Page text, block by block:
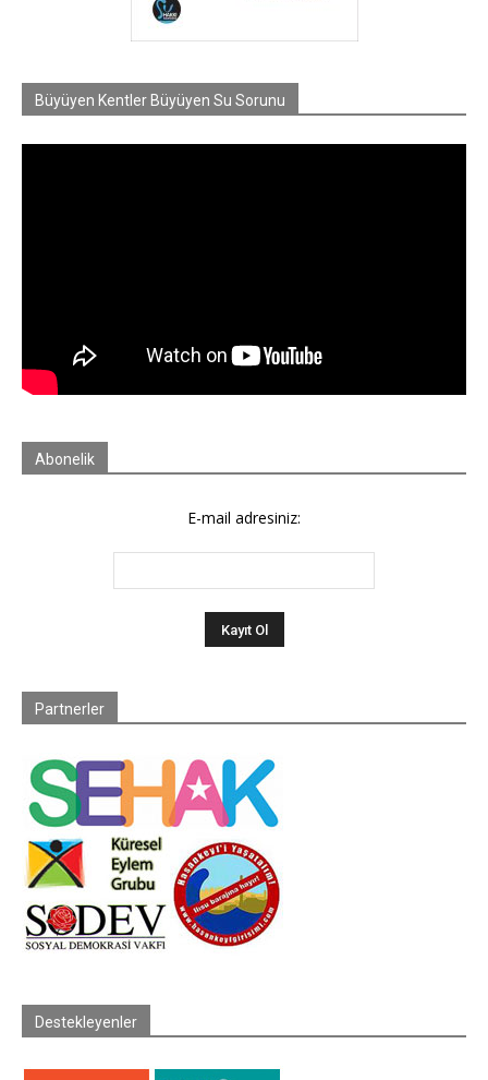
Büyüyen Kentler Büyüyen Su Sorunu
Abonelik
E-mail adresiniz:
Partnerler
Destekleyenler